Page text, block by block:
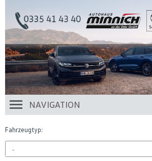
NAVIGATION
Fahrzeugtyp: